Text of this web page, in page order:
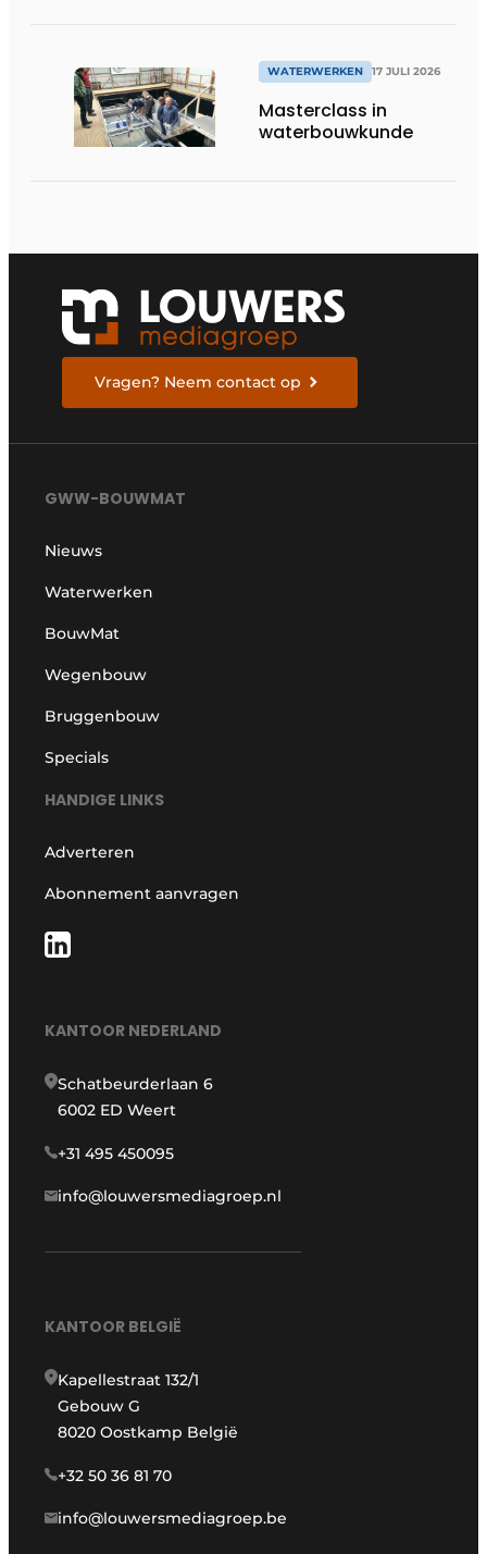
WATERWERKEN 17 JULI 2026
Masterclass in
waterbouwkunde
Vragen? Neem contact op
GWW-BOUWMAT
Nieuws
Waterwerken
BouwMat
Wegenbouw
Bruggenbouw
Specials
HANDIGE LINKS
Adverteren
Abonnement aanvragen
KANTOOR NEDERLAND
Schatbeurderlaan 6
6002 ED Weert
+31 495 450095
info@louwersmediagroep.nl
KANTOOR BELGIË
Kapellestraat 132/1
Gebouw G
8020 Oostkamp België
+32 50 36 81 70
info@louwersmediagroep.be